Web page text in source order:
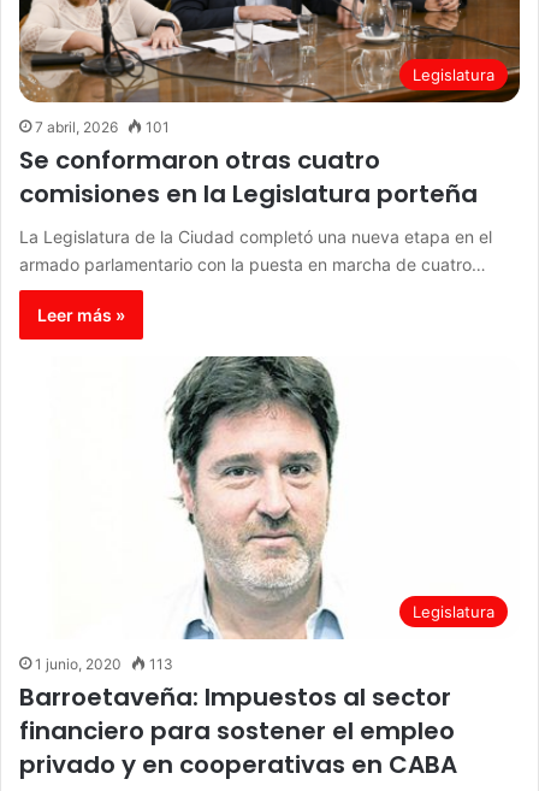
Legislatura
7 abril, 2026 101
Se conformaron otras cuatro
comisiones en la Legislatura porteña
La Legislatura de la Ciudad completó una nueva etapa en el
armado parlamentario con la puesta en marcha de cuatro…
Leer más »
Legislatura
1 junio, 2020 113
Barroetaveña: Impuestos al sector
financiero para sostener el empleo
privado y en cooperativas en CABA